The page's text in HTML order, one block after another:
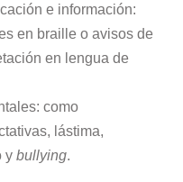
e información:
en braille o avisos de
en lengua de
como
lástima,
y bullying.